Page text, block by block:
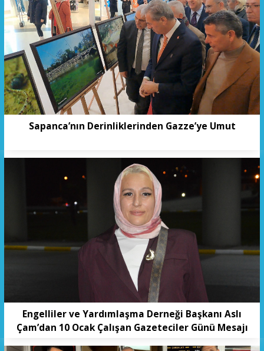
Sapanca’nın Derinliklerinden Gazze’ye Umut
Engelliler ve Yardımlaşma Derneği Başkanı Aslı
Çam’dan 10 Ocak Çalışan Gazeteciler Günü Mesajı